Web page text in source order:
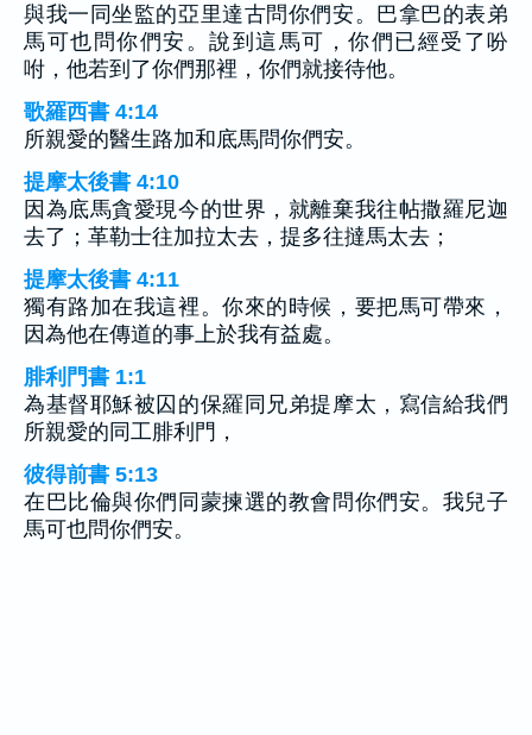
與我一同坐監的亞里達古問你們安。巴拿巴的表弟
馬可也問你們安。說到這馬可，你們已經受了吩
咐，他若到了你們那裡，你們就接待他。
歌羅西書 4:14
所親愛的醫生路加和底馬問你們安。
提摩太後書 4:10
因為底馬貪愛現今的世界，就離棄我往帖撒羅尼迦
去了；革勒士往加拉太去，提多往撻馬太去；
提摩太後書 4:11
獨有路加在我這裡。你來的時候，要把馬可帶來，
因為他在傳道的事上於我有益處。
腓利門書 1:1
為基督耶穌被囚的保羅同兄弟提摩太，寫信給我們
所親愛的同工腓利門，
彼得前書 5:13
在巴比倫與你們同蒙揀選的教會問你們安。我兒子
馬可也問你們安。